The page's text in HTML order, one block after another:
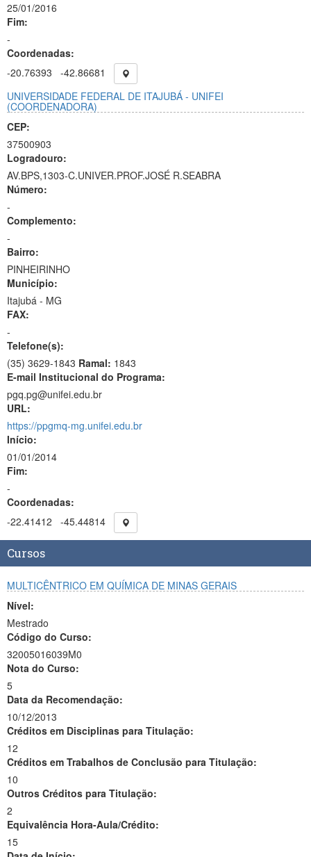
25/01/2016
Fim:
-
Coordenadas:
-20.76393
-42.86681
UNIVERSIDADE FEDERAL DE ITAJUBÁ - UNIFEI
(COORDENADORA)
CEP:
37500903
Logradouro:
AV.BPS,1303-C.UNIVER.PROF.JOSÉ R.SEABRA
Número:
-
Complemento:
-
Bairro:
PINHEIRINHO
Município:
Itajubá - MG
FAX:
-
Telefone(s):
(35) 3629-1843 Ramal: 1843
E-mail Institucional do Programa:
pgq.pg@unifei.edu.br
URL:
https://ppgmq-mg.unifei.edu.br
Início:
01/01/2014
Fim:
-
Coordenadas:
-22.41412
-45.44814
Cursos
MULTICÊNTRICO EM QUÍMICA DE MINAS GERAIS
Nível:
Mestrado
Código do Curso:
32005016039M0
Nota do Curso:
5
Data da Recomendação:
10/12/2013
Créditos em Disciplinas para Titulação:
12
Créditos em Trabalhos de Conclusão para Titulação:
10
Outros Créditos para Titulação:
2
Equivalência Hora-Aula/Crédito:
15